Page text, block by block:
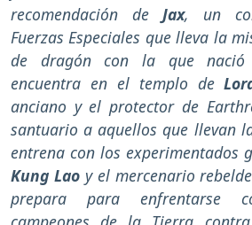
recomendación deJax, un
Fuerzas Especiales que lleva la
de dragón con la que nació
encuentra en el templo de
anciano y el protector de
santuario a aquellos que llevan
entrena con los experimentados
Kung Laoy el mercenario
prepara para enfrentarse